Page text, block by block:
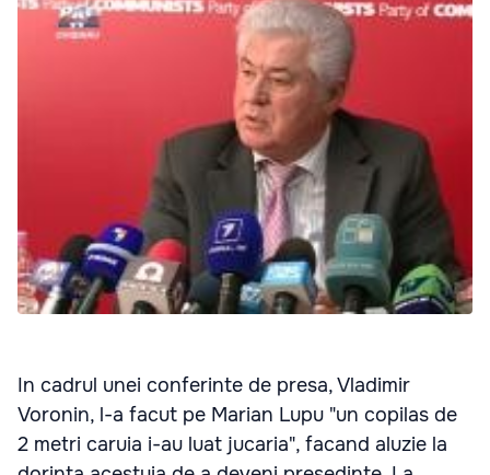
In cadrul unei conferinte de presa, Vladimir
Voronin, l-a facut pe Marian Lupu "un copilas de
2 metri caruia i-au luat jucaria", facand aluzie la